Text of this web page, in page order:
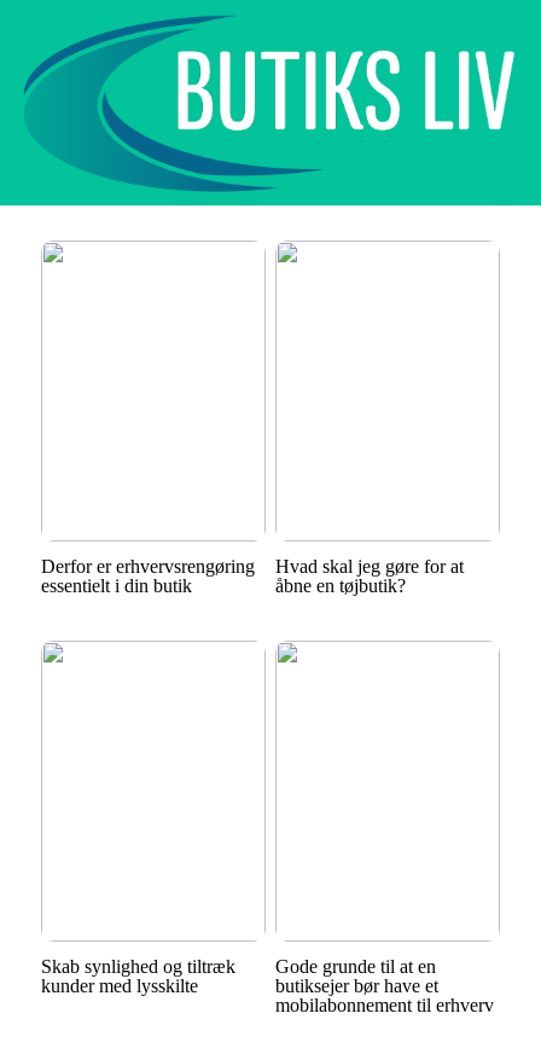
Derfor er erhvervsrengøring
essentielt i din butik
Hvad skal jeg gøre for at
åbne en tøjbutik?
Skab synlighed og tiltræk
kunder med lysskilte
Gode grunde til at en
butiksejer bør have et
mobilabonnement til erhverv